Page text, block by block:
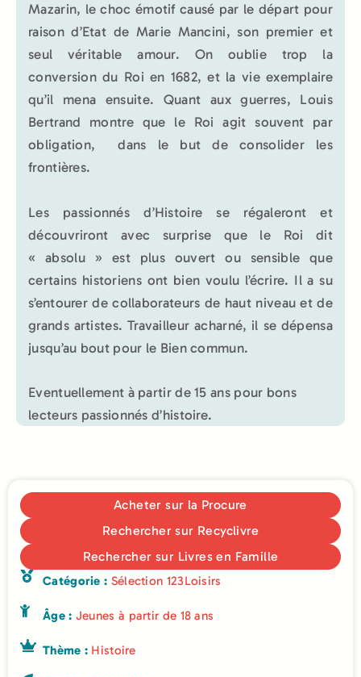
Mazarin, le choc émotif causé par le départ pour
raison d’Etat de Marie Mancini, son premier et
seul véritable amour. On oublie trop la
conversion du Roi en 1682, et la vie exemplaire
qu’il mena ensuite. Quant aux guerres, Louis
Bertrand montre que le Roi agit souvent par
obligation, dans le but de consolider les
frontières.
Les passionnés d’Histoire se régaleront et
découvriront avec surprise que le Roi dit
« absolu » est plus ouvert ou sensible que
certains historiens ont bien voulu l’écrire. Il a su
s’entourer de collaborateurs de haut niveau et de
grands artistes. Travailleur acharné, il se dépensa
jusqu’au bout pour le Bien commun.
Eventuellement à partir de 15 ans pour bons
lecteurs passionnés d’histoire.
Acheter sur la Procure
Rechercher sur Recyclivre
Rechercher sur Livres en Famille
Catégorie : Sélection 123Loisirs
Âge : Jeunes à partir de 18 ans
Thème : Histoire